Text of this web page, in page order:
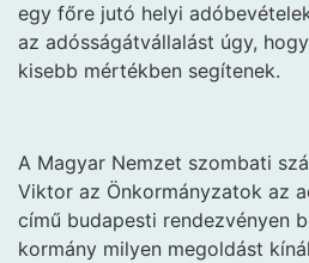
egy főre jutó helyi
az adósságátvállalást úgy,
kisebb mértékben segítenek.
A Magyar Nemzet szombati
Viktor az Önkormányzatok az
című budapesti rendezvényen
kormány milyen megoldást